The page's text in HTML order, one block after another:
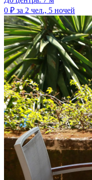
0 ₽ за 2 чел., 5 ночей